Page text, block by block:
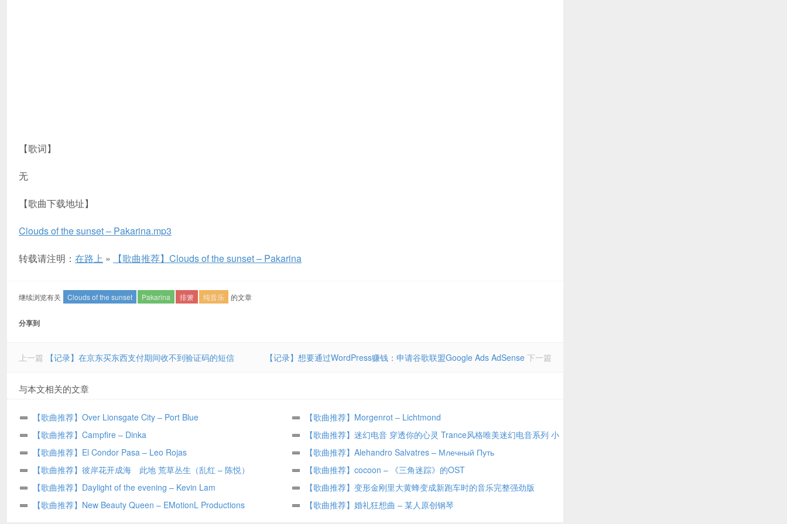
【歌词】
无
【歌曲下载地址】
Clouds of the sunset – Pakarina.mp3
转载请注明： 在路上 » 【歌曲推荐】Clouds of the sunset – Pakarina
继续浏览有关 Clouds of the sunset Pakarina 排箫 纯音乐 的文章
分享到
上一篇 【记录】在京东买东西支付期间收不到验证码的短信 【记录】想要通过WordPress赚钱：申请谷歌联盟Google Ads AdSense 下一篇
与本文相关的文章
【歌曲推荐】Over Lionsgate City – Port Blue
【歌曲推荐】Morgenrot – Lichtmond
【歌曲推荐】Campfire – Dinka
【歌曲推荐】迷幻电音 穿透你的心灵 Trance风格唯美迷幻电音系列 小
鸡不好惹
【歌曲推荐】El Condor Pasa – Leo Rojas
【歌曲推荐】Alehandro Salvatres – Млечный Путь
【歌曲推荐】彼岸花开成海 此地 荒草丛生（乱红 – 陈悦）
【歌曲推荐】cocoon – 《三角迷踪》的OST
【歌曲推荐】Daylight of the evening – Kevin Lam
【歌曲推荐】变形金刚里大黄蜂变成新跑车时的音乐完整强劲版
【歌曲推荐】New Beauty Queen – EMotionL Productions
【歌曲推荐】婚礼狂想曲 – 某人原创钢琴